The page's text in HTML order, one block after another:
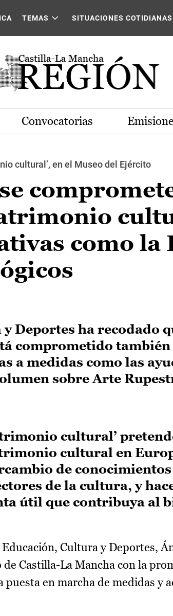
TEMAS SITUACIONES COTIDIANAS
Convocatorias
cultural’, en el Museo del Ejército
como la
Deportes ha recodado
comprometido también
a medidas como las
sobre Arte
cultural’
cultural en
de conocimientos
de la cultura, y
útil que contribuya al
Cultura y Deportes,
Castilla-La Mancha con la
en marcha de medidas y